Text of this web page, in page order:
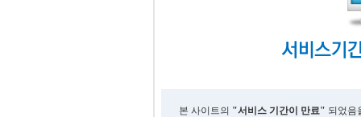
본 사이트의 "서비스 기간이 만료" 되었음